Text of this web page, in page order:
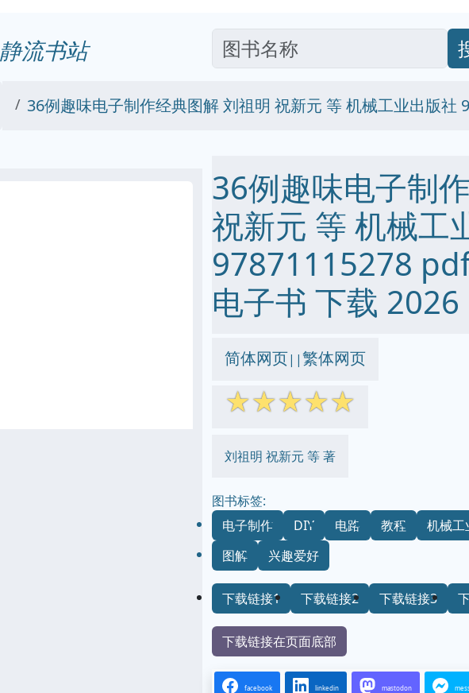
静流书站
36例趣味电子制作经典图解 刘祖明 祝新元 等 机械工业出版社
36例趣味电子制
祝新元 等 机械工
97871115278
电子书 下载 2026
简体网页||繁体网页
☆☆☆☆☆
刘祖明 祝新元 等 著
图书标签:
电子制作
DIY 电路 教程
机械工
图解
兴趣爱好
下载链接1 下载链接2 下载链接3
下载链接在页面底部
facebook linkedin mastodon